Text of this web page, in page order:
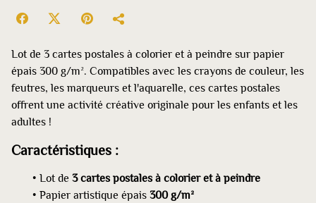
Lot de 3 cartes postales à colorier et à peindre sur papier
épais 300 g/m². Compatibles avec les crayons de couleur, les
feutres, les marqueurs et l'aquarelle, ces cartes postales
offrent une activité créative originale pour les enfants et les
adultes !
Caractéristiques :
Lot de 3 cartes postales à colorier et à peindre
Papier artistique épais 300 g/m²